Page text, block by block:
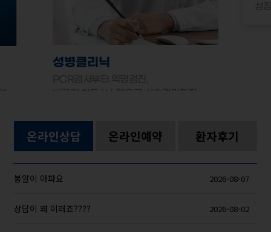
성병클리닉
온라인상담 온라인예약 환자후기
붕알이 아파요 2026-08-07
상담이 왜 이러죠???? 2026-08-02